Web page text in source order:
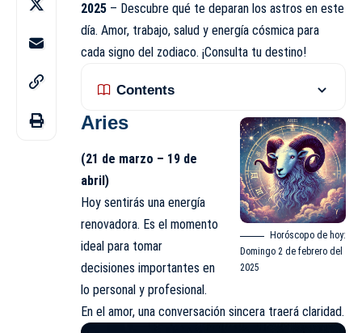
2025 – Descubre qué te deparan los astros en este
día. Amor, trabajo, salud y energía cósmica para
cada signo del zodiaco. ¡Consulta tu destino!
Contents
Horóscopo de hoy:
Domingo 2 de febrero del
2025
Aries
(21 de marzo – 19 de
abril)
Hoy sentirás una energía
renovadora. Es el momento
ideal para tomar
decisiones importantes en
lo personal y profesional.
En el amor, una conversación sincera traerá claridad.